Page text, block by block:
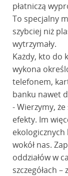
płatniczą
To specjalny
szybciej niż
wytrzymały.
Każdy, kto do
wykona
telefonem,
banku nawet
- Wierzymy,
efekty. Im
wokół nas.
oddziałów w
szczegółach –